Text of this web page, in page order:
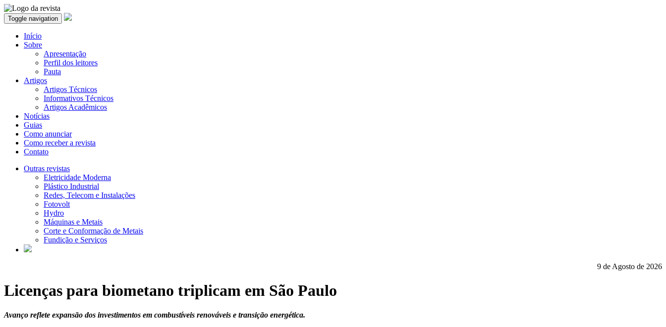
Toggle navigation
Início
Sobre
Apresentação
Perfil dos leitores
Pauta
Artigos
Artigos Técnicos
Informativos Técnicos
Artigos Acadêmicos
Notícias
Guias
Como anunciar
Como receber a revista
Contato
Outras revistas
Eletricidade Moderna
Plástico Industrial
Redes, Telecom e Instalações
Fotovolt
Hydro
Máquinas e Metais
Corte e Conformação de Metais
Fundição e Serviços
9 de Agosto de 2026
Licenças para biometano triplicam em São Paulo
Avanço reflete expansão dos investimentos em combustíveis renováveis e transição energética.